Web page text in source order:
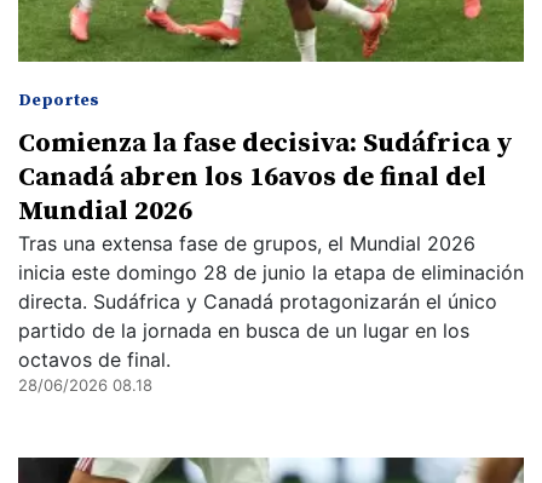
Deportes
Comienza la fase decisiva: Sudáfrica y
Canadá abren los 16avos de final del
Mundial 2026
Tras una extensa fase de grupos, el Mundial 2026
inicia este domingo 28 de junio la etapa de eliminación
directa. Sudáfrica y Canadá protagonizarán el único
partido de la jornada en busca de un lugar en los
octavos de final.
28/06/2026 08.18